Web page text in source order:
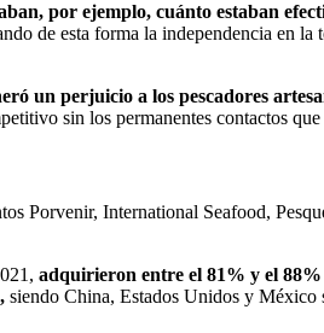
por ejemplo, cuánto estaban
de esta forma la independencia en
un perjuicio a los pescadores
sin los permanentes contactos que
Porvenir, International Seafood,
adquirieron entre el 81% y el 88%
siendo China, Estados Unidos y México